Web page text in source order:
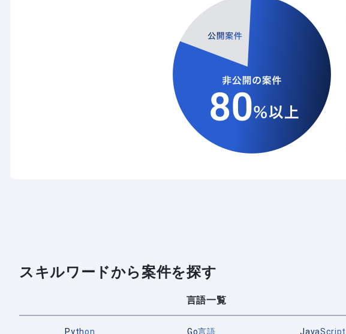
スキルワードから案件を探す
言語一覧
Python Go言語 JavaScript